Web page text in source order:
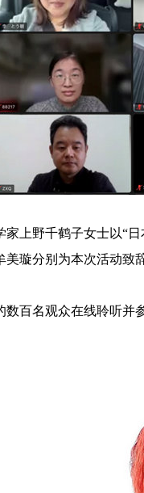
上野千鹤子女士以“
璇分别为本次活动致辞
百名观众在线聆听并